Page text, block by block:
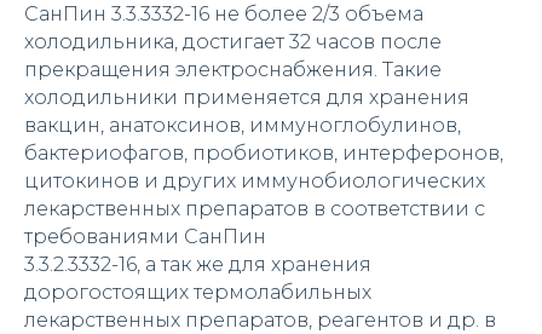
СанПин 3.3.3332-16 не более 2/3 объема
холодильника, достигает 32 часов после
прекращения электроснабжения. Такие
холодильники применяется для хранения
вакцин, анатоксинов, иммуноглобулинов,
бактериофагов, пробиотиков, интерферонов,
цитокинов и других иммунобиологических
лекарственных препаратов в соответствии с
требованиями СанПин
3.3.2.3332-16, а так же для хранения
дорогостоящих термолабильных
лекарственных препаратов, реагентов и др. в